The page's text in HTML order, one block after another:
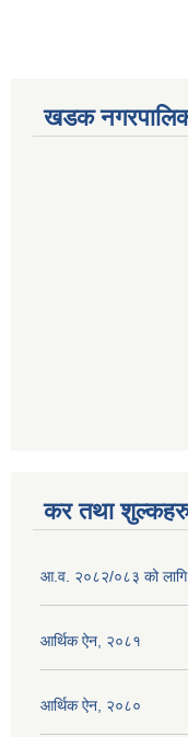
खडक
कर तथा
आ.व. २०८२/०८३ को
आर्थिक ऐन, २०८१
आर्थिक ऐन, २०८०